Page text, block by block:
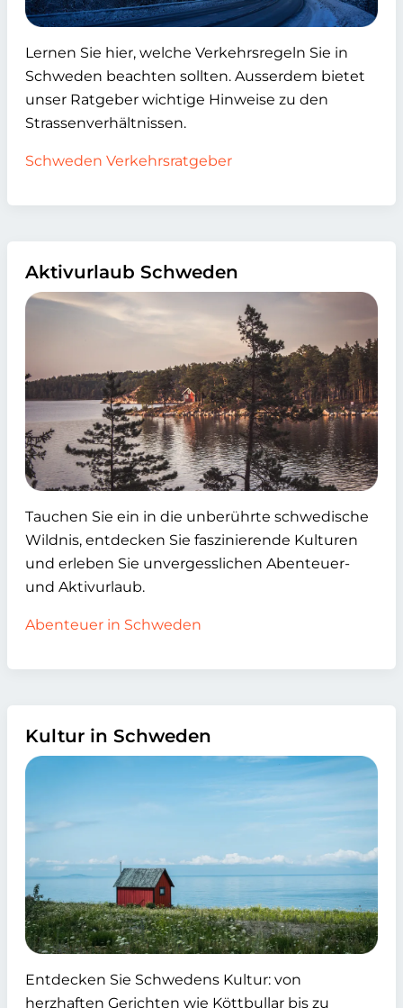
Lernen Sie hier, welche Verkehrsregeln Sie in
Schweden beachten sollten. Ausserdem bietet
unser Ratgeber wichtige Hinweise zu den
Strassenverhältnissen.
Schweden Verkehrsratgeber
Aktivurlaub Schweden
Tauchen Sie ein in die unberührte schwedische
Wildnis, entdecken Sie faszinierende Kulturen
und erleben Sie unvergesslichen Abenteuer-
und Aktivurlaub.
Abenteuer in Schweden
Kultur in Schweden
Entdecken Sie Schwedens Kultur: von
herzhaften Gerichten wie Köttbullar bis zu